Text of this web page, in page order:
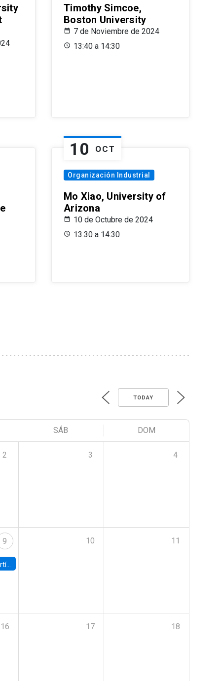
Timothy Simcoe,
Boston University
7 de Noviembre de 2024
13:40 a 14:30
10 OCT
Organización Industrial
Mo Xiao, University of
Arizona
10 de Octubre de 2024
13:30 a 14:30
TODAY
SÁB DOM
2 3 4
9
UC
10 11
16 17 18